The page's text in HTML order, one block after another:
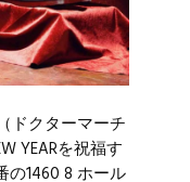
ドクターマーチ
YEARを祝福す
の1460 8 ホール